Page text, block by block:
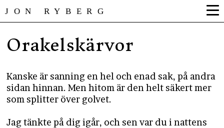
JON RYBERG
Orakelskärvor
Kanske är sanning en hel och enad sak, på andra
sidan hinnan. Men hitom är den helt säkert mer
som splitter över golvet.
Jag tänkte på dig igår, och sen var du i nattens